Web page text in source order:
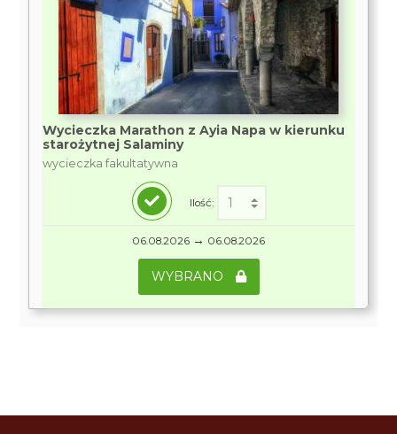
Wycieczka Marathon z Ayia Napa w kierunku
starożytnej Salaminy
wycieczka fakultatywna
Ilość:
06.08.2026 → 06.08.2026
WYBRANO